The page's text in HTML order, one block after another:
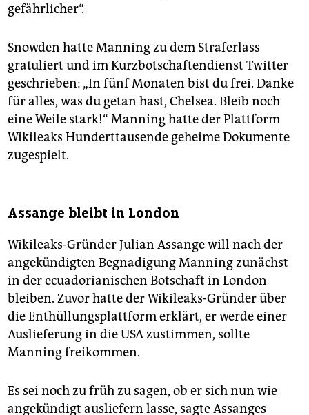
gefährlicher“.
Snowden hatte Manning zu dem Straferlass
gratuliert und im Kurzbotschaftendienst Twitter
geschrieben: „In fünf Monaten bist du frei. Danke
für alles, was du getan hast, Chelsea. Bleib noch
eine Weile stark!“ Manning hatte der Plattform
Wikileaks Hunderttausende geheime Dokumente
zugespielt.
Assange bleibt in London
Wikileaks-Gründer Julian Assange will nach der
angekündigten Begnadigung Manning zunächst
in der ecuadorianischen Botschaft in London
bleiben. Zuvor hatte der Wikileaks-Gründer über
die Enthüllungsplattform erklärt, er werde einer
Auslieferung in die USA zustimmen, sollte
Manning freikommen.
Es sei noch zu früh zu sagen, ob er sich nun wie
angekündigt ausliefern lasse, sagte Assanges